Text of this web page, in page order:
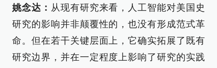
姚念达： 从现有研究来看，人工智能对美国史
研究的影响并非颠覆性的，也没有形成范式革
命。但在若干关键层面上，它确实拓展了既有
研究边界，并在一定程度上影响了研究的实践